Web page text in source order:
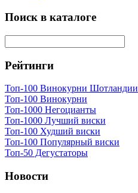
Поиск в каталоге
Рейтинги
Топ-100 Винокурни Шотландии
Топ-100 Винокурни
Топ-1000 Негоцианты
Топ-1000 Лучший виски
Топ-100 Худший виски
Топ-100 Популярный виски
Топ-50 Дегустаторы
Новости